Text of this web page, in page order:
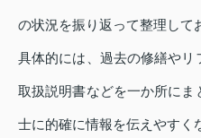
の状況を振り返って整理して
具体的には、過去の修繕やリ
取扱説明書などを一か所に
士に的確に情報を伝えやすく